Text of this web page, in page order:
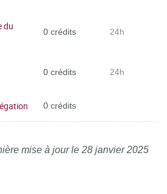
du
0 crédits 24h
0 crédits 24h
0 crédits
mise à jour le 28 janvier 2025